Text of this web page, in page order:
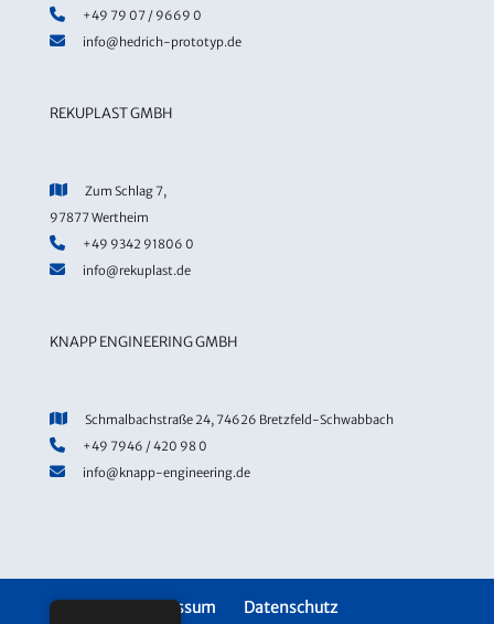
+49 79 07 / 9669 0
info@hedrich-prototyp.de
REKUPLAST GMBH
Zum Schlag 7,
97877 Wertheim
+49 9342 91806 0
info@rekuplast.de
KNAPP ENGINEERING GMBH
Schmalbachstraße 24, 74626 Bretzfeld-Schwabbach
+49 7946 / 420 98 0
info@knapp-engineering.de
Impressum
Datenschutz